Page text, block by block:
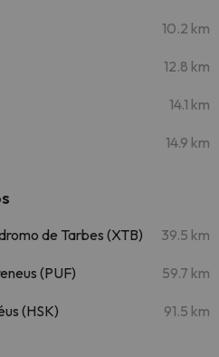
10.2 km
12.8 km
14.1 km
14.9 km
de Tarbes (XTB) 39.5 km
(PUF) 59.7 km
(HSK) 91.5 km